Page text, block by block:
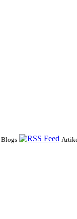
Blogs